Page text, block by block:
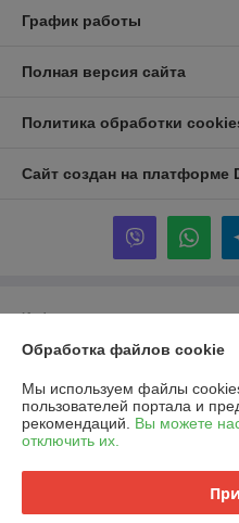
График работы
Полная версия сайта
Политика обработки
Сайт создан на платформе
Информация для покупателя
Индивидуальный
220034 , г. Минск , ул. Якубовского,
Регистрационный номер ЕГР:
Регистрационный орган: Минский
Обработка файлов cookie
Мы используем файлы
пользователей портала и
рекомендаций. Вы можете
отключить их.